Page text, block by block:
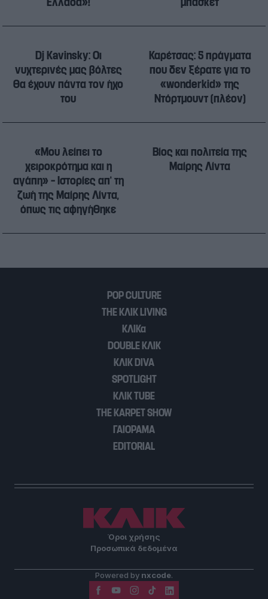
Dj Kavinsky: Οι
νυχτερινές μας βόλτες
θα έχουν πάντα τον ήχο
του
Καρέτσας: 5 πράγματα
που δεν ξέρατε για το
«wonderkid» της
Ντόρτμουντ (πλέον)
«Μου λείπει το
χειροκρότημα και η
αγάπη» – Ιστορίες απ’ τη
ζωή της Μαίρης Λίντα,
όπως τις αφηγήθηκε
Βίος και πολιτεία της
Μαίρης Λίντα
POP CULTURE
THE ΚΛΙΚ LIVING
ΚΛΙΚα
DOUBLE ΚΛΙΚ
ΚΛΙΚ DIVA
SPOTLIGHT
ΚΛΙΚ TUBE
THE KARPET SHOW
ΓΑΙΟΡΑΜΑ
EDITORIAL
Όροι χρήσης
Προσωπικά δεδομένα
Powered by nxcode.